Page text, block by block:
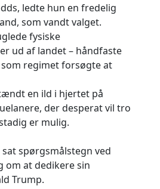
ledte hun en fredelig
som vandt valget.
fysiske
ud af landet – håndfaste
regimet forsøgte at
en ild i hjertet på
der desperat vil tro
er mulig.
spørgsmålstegn ved
om at dedikere sin
Trump.